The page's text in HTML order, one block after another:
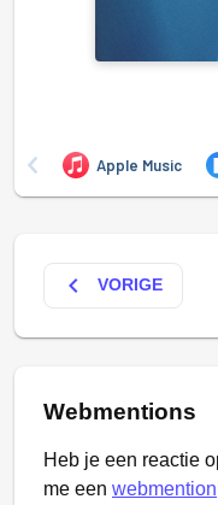
keyboard_arrow_left VORIGE
Webmentions
Heb je een reactie
me een webmention